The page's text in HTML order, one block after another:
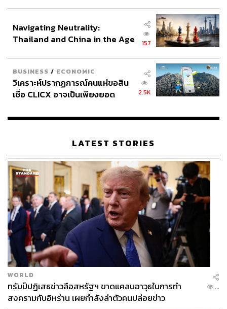
Navigating Neutrality:
Thailand and China in the Age
157
BUSINESS / ECONOMIC
วิเคราะห์ปรากฏการณ์คนแห่ขอสิน
เชื่อ CLICX อาจเป็นเพียงยอด
เรือนไทยที่ถูกซุกไว้
2.5K
LATEST STORIES
WORLD
ทรัมป์ปฏิเสธข่าวลือสหรัฐฯ ขาดแคลนอาวุธในการทำ
สงครามกับอิหร่าน เผยกำลังล่าตัวคนปล่อยข่าว
...